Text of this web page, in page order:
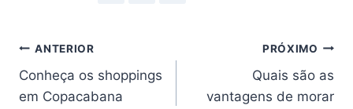
Navegação
de
ANTERIOR
Conheça os shoppings
em Copacabana
PRÓXIMO
Quais são as
vantagens de morar